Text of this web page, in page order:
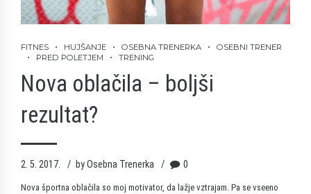
FITNES HUJŠANJE OSEBNA TRENERKA
OSEBNI TRENER
PRED POLETJEM
TRENING
Nova oblačila – boljši
rezultat?
2. 5. 2017. by Osebna Trenerka 0
Nova športna oblačila so moj motivator, da lažje vztrajam. Pa se vseeno